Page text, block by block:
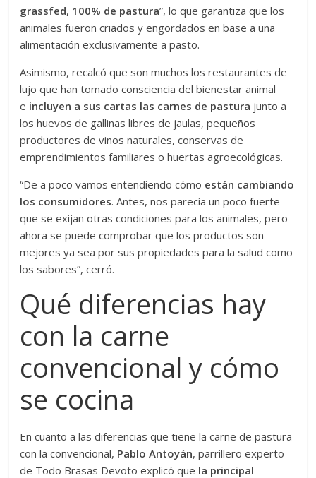
grassfed, 100% de pastura”, lo que garantiza que los
animales fueron criados y engordados en base a una
alimentación exclusivamente a pasto.
Asimismo, recalcó que son muchos los restaurantes de
lujo que han tomado consciencia del bienestar animal
e incluyen a sus cartas las carnes de pastura junto a
los huevos de gallinas libres de jaulas, pequeños
productores de vinos naturales, conservas de
emprendimientos familiares o huertas agroecológicas.
“De a poco vamos entendiendo cómo están cambiando
los consumidores. Antes, nos parecía un poco fuerte
que se exijan otras condiciones para los animales, pero
ahora se puede comprobar que los productos son
mejores ya sea por sus propiedades para la salud como
los sabores”, cerró.
Qué diferencias hay
con la carne
convencional y cómo
se cocina
En cuanto a las diferencias que tiene la carne de pastura
con la convencional, Pablo Antoyán, parrillero experto
de Todo Brasas Devoto explicó que la principal